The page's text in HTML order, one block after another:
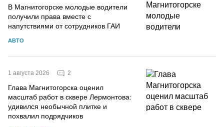
В Магнитогорске молодые водители
получили права вместе с
напутствиями от сотрудников ГАИ
АВТО
1 августа 2026 2
Глава Магнитогорска оценил
масштаб работ в сквере Лермонтова:
удивился необычной плитке и
похвалил подрядчиков